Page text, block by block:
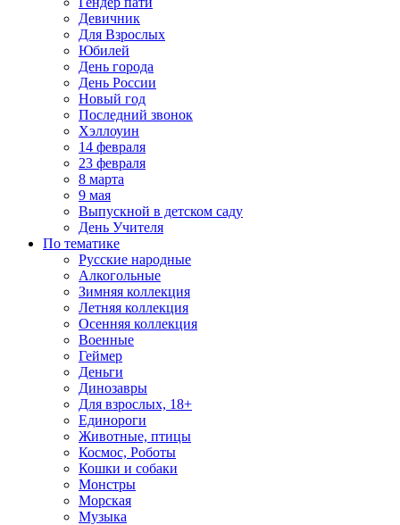
Девичник
Для Взрослых
Юбилей
День города
День России
Новый год
Последний звонок
Хэллоуин
14 февраля
23 февраля
8 марта
9 мая
Выпускной в детском саду
День Учителя
По тематике
Русские народные
Алкогольные
Зимняя коллекция
Летняя коллекция
Осенняя коллекция
Военные
Геймер
Деньги
Динозавры
Для взрослых, 18+
Единороги
Животные, птицы
Космос, Роботы
Кошки и собаки
Монстры
Морская
Музыка